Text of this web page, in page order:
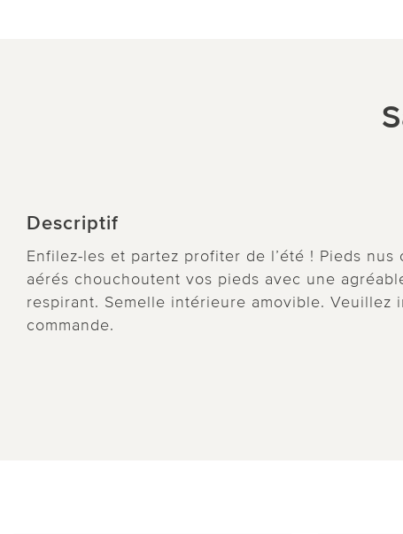
Descriptif
Enfilez-les et partez profiter de l’été ! Pieds
aérés chouchoutent vos pieds avec une
respirant. Semelle intérieure amovible.
commande.